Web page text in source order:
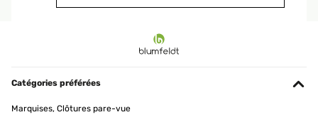
Bad sehr klein ist und wir ihn zur Ergänzung für die
Fußbodenheizung benötigen. Die Installation durch einen
und Qualität hat auch einen guten Eindruck gemacht. Außerdem
Catégories préférées
Marquises, Clôtures pare-vue